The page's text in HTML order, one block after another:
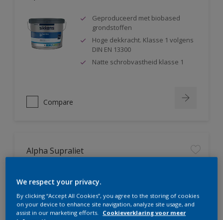
Geproduceerd met biobased
grondstoffen
Hoge dekkracht. Klasse 1 volgens
DIN EN 13300
Natte schrobvastheid klasse 1
Compare
Alpha Supraliet
organische ondergronden
Minerale verf, voldoet aan DIN
18363
Hoge
We respect your privacy.
By clicking “Accept All Cookies”, you agree to the storing of cookies
on your device to enhance site navigation, analyze site usage, and
assist in our marketing efforts.
Cookieverklaring voor meer